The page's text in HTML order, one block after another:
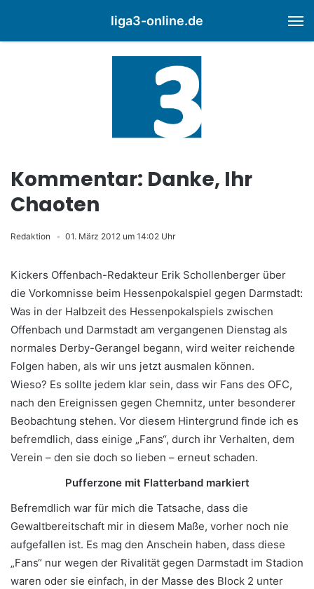
liga3-online.de
Kommentar: Danke, Ihr
Chaoten
Redaktion 01. März 2012 um 14:02 Uhr
Kickers Offenbach-Redakteur Erik Schollenberger über
die Vorkomnisse beim Hessenpokalspiel gegen Darmstadt:
Was in der Halbzeit des Hessenpokalspiels zwischen
Offenbach und Darmstadt am vergangenen Dienstag als
normales Derby-Gerangel begann, wird weiter reichende
Folgen haben, als wir uns jetzt ausmalen können.
Wieso? Es sollte jedem klar sein, dass wir Fans des OFC,
nach den Ereignissen gegen Chemnitz, unter besonderer
Beobachtung stehen. Vor diesem Hintergrund finde ich es
befremdlich, dass einige „Fans“, durch ihr Verhalten, dem
Verein – den sie doch so lieben – erneut schaden.
Pufferzone mit Flatterband markiert
Befremdlich war für mich die Tatsache, dass die
Gewaltbereitschaft mir in diesem Maße, vorher noch nie
aufgefallen ist. Es mag den Anschein haben, dass diese
„Fans“ nur wegen der Rivalität gegen Darmstadt im Stadion
waren oder sie einfach, in der Masse des Block 2 unter